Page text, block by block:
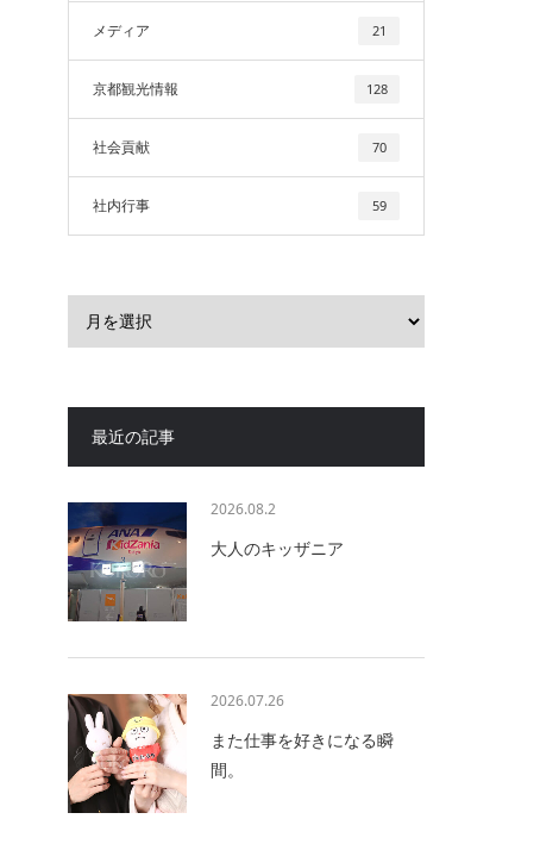
メディア 21
京都観光情報 128
社会貢献 70
社内行事 59
最近の記事
2026.08.2
大人のキッザニア
2026.07.26
また仕事を好きになる瞬
間。